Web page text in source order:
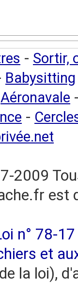
- Sortir,
Babysitting
Aéronavale
-
2009
est
n° 78-
et
la loi),